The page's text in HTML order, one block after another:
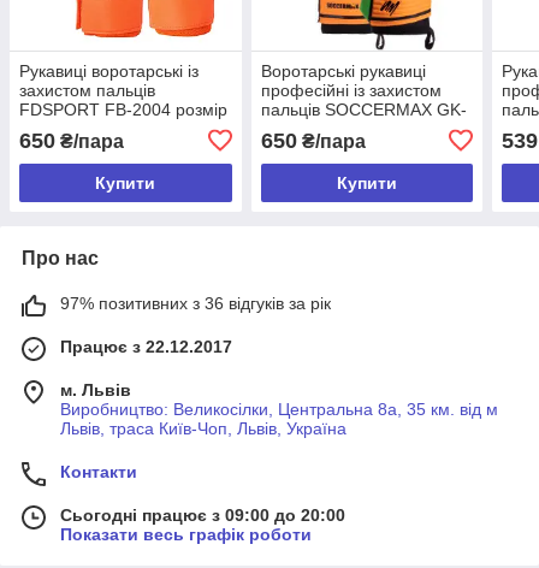
Рукавиці воротарські із
захистом пальців
FDSPORT FB-2004 розмір
650 ₴/пара
Купити
Воротарські рукавиці
професійні із захистом
пальців SOCCERMAX GK-
помаранчевий-чорний
650₴/пара
Купити
539
Про нас
97% позитивних з 36 відгуків за рік
Працює з 22.12.2017
м. Львів
Виробництво: Великосілки, Центральна 8а, 35 км. від м
Львів, траса Київ-Чоп, Львів, Україна
Контакти
Сьогодні працює з 09:00 до 20:00
Показати весь графік роботи